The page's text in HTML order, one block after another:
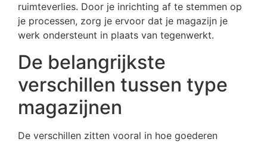
ruimteverlies. Door je inrichting af te stemmen op
je processen, zorg je ervoor dat je magazijn je
werk ondersteunt in plaats van tegenwerkt.
De belangrijkste
verschillen tussen type
magazijnen
De verschillen zitten vooral in hoe goederen